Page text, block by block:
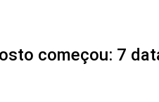
começou: 7